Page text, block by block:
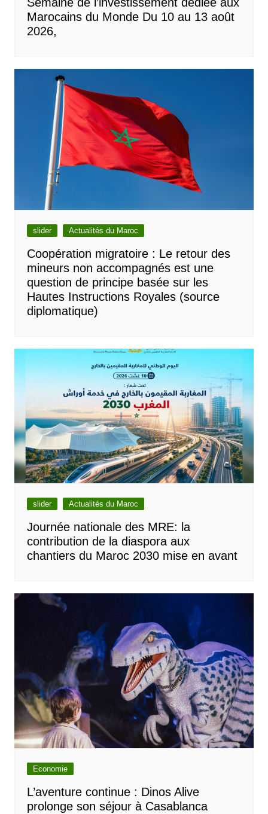
Marocains du Monde Du 10 au 13 août
2026,
slider Actualités du Maroc
Coopération migratoire : Le retour des
mineurs non accompagnés est une
question de principe basée sur les
Hautes Instructions Royales (source
diplomatique)
slider Actualités du Maroc
Journée nationale des MRE: la
contribution de la diaspora aux
chantiers du Maroc 2030 mise en avant
Economie
L’aventure continue : Dinos Alive
prolonge son séjour à Casablanca